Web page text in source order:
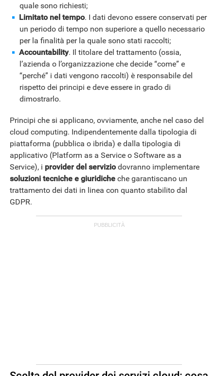
quale sono richiesti;
Limitato nel tempo. I dati devono essere conservati per
un periodo di tempo non superiore a quello necessario
per la finalità per la quale sono stati raccolti;
Accountability. Il titolare del trattamento (ossia,
l’azienda o l’organizzazione che decide “come” e
“perché” i dati vengono raccolti) è responsabile del
rispetto dei principi e deve essere in grado di
dimostrarlo.
Principi che si applicano, ovviamente, anche nel caso del
cloud computing. Indipendentemente dalla tipologia di
piattaforma (pubblica o ibrida) e dalla tipologia di
applicativo (Platform as a Service o Software as a
Service), i provider del serviziodovranno implementare
soluzioni tecniche e giuridiche che garantiscano un
trattamento dei dati in linea con quanto stabilito dal
GDPR.